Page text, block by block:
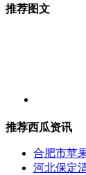
推荐图文
推荐西瓜资讯
合肥市苹
河北保定